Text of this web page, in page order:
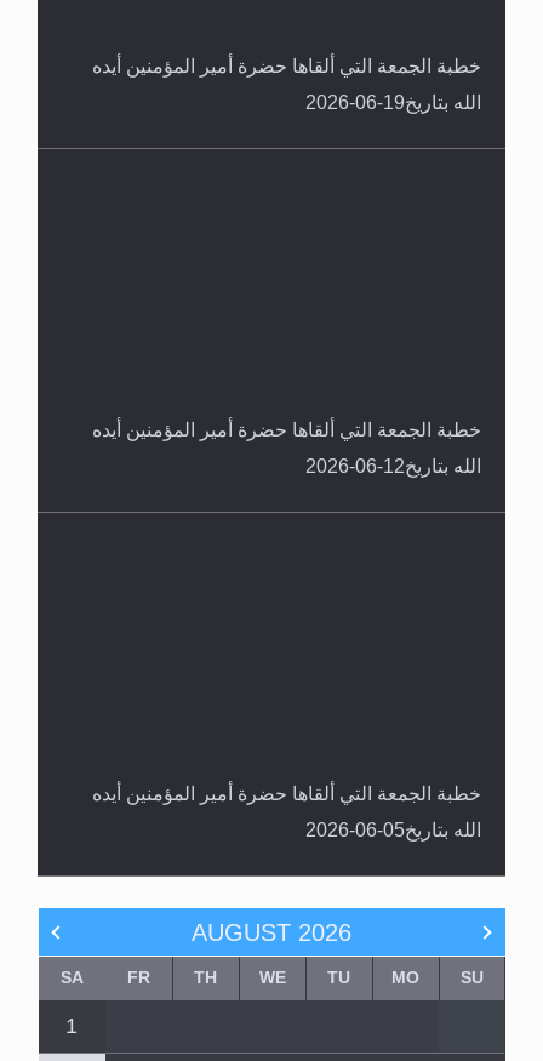
خطبة الجمعة التي ألقاها حضرة أمير المؤمنين أيده
الله بتاريخ19-06-2026
خطبة الجمعة التي ألقاها حضرة أمير المؤمنين أيده
الله بتاريخ12-06-2026
خطبة الجمعة التي ألقاها حضرة أمير المؤمنين أيده
الله بتاريخ05-06-2026
AUGUST 2026
SU
MO
TU
WE
TH
FR
SA
1